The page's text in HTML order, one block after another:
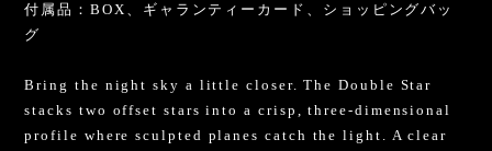
付属品：BOX、ギャランティーカード、ショッピングバッ
グ
Bring the night sky a little closer. The Double Star
stacks two offset stars into a crisp, three-dimensional
profile where sculpted planes catch the light. A clear